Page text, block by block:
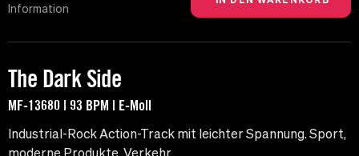
Information
The Dark Side
MF-13680 | 93 BPM | E-Moll
Industrial-Rock Action-Track mit leichter Spannung. Sport,
moderne Produkte, Verkehr.